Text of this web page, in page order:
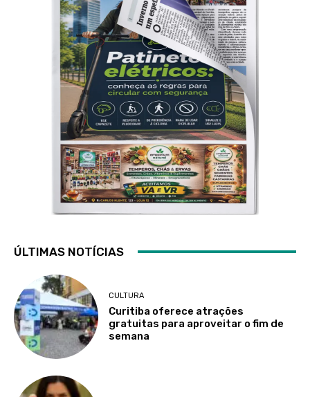
ÚLTIMAS NOTÍCIAS
CULTURA
Curitiba oferece atrações
gratuitas para aproveitar o fim de
semana